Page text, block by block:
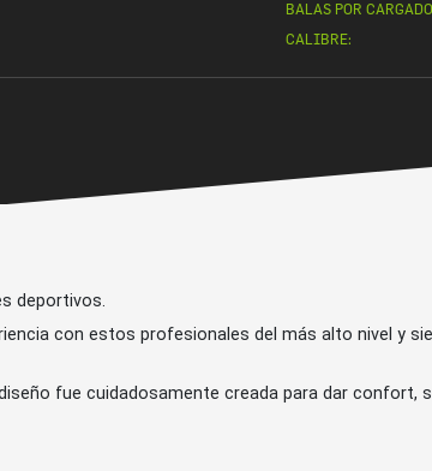
BALAS POR
CALIBRE:
deportivos.
con estos profesionales del más alto nivel y
fue cuidadosamente creada para dar